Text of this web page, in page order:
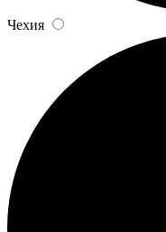
Чехия